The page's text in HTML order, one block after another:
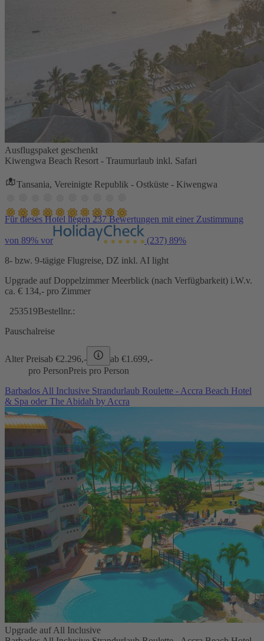
Ausflugspaket geschenkt
Kiwengwa Beach Resort - Traumurlaub inkl. Safari
Tansania, Vereinigte Republik - Ostküste - Kiwengwa
Für dieses Hotel liegen 237 Bewertungen mit einer Zustimmung
von 89% vor (237) 89%
8- bzw. 9-tägige Flugreise, DZ inkl. AI light
Upgrade auf Doppelzimmer Meerblick (nach Verfügbarkeit) i.W.v.
ca. € 134,- pro Zimmer
253519Bestellnr.:
Pauschalreise
Alter Preisab €2.296,- ab €1.699,-
pro PersonPreis pro Person
Barbados All Inclusive Strandurlaub Roulette - Accra Beach Hotel
& Spa oder The Abidah by Accra
Upgrade auf All Inclusive